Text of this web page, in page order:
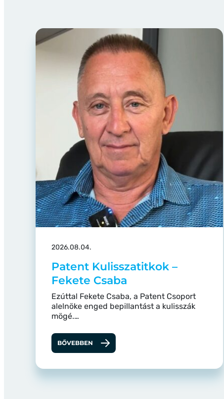
2026.08.04.
Patent Kulisszatitkok –
Fekete Csaba
Ezúttal Fekete Csaba, a Patent Csoport
alelnöke enged bepillantást a kulisszák
mögé.…
BŐVEBBEN